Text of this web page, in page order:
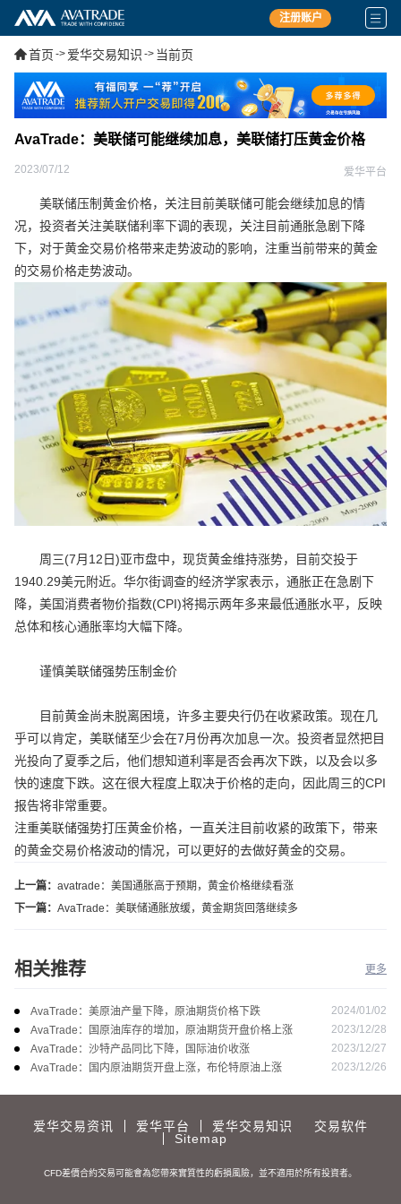
注册账户
首页 -> 爱华交易知识 -> 当前页
AvaTrade：美联储可能继续加息，美联储打压黄金价格
2023/07/12 爱华平台
美联储压制黄金价格，关注目前美联储可能会继续加息的情
况，投资者关注美联储利率下调的表现，关注目前通胀急剧下降
下，对于黄金交易价格带来走势波动的影响，注重当前带来的黄金
的交易价格走势波动。
周三(7月12日)亚市盘中，现货黄金维持涨势，目前交投于
1940.29美元附近。华尔街调查的经济学家表示，通胀正在急剧下
降，美国消费者物价指数(CPI)将揭示两年多来最低通胀水平，反映
总体和核心通胀率均大幅下降。
谨慎美联储强势压制金价
目前黄金尚未脱离困境，许多主要央行仍在收紧政策。现在几
乎可以肯定，美联储至少会在7月份再次加息一次。投资者显然把目
光投向了夏季之后，他们想知道利率是否会再次下跌，以及会以多
快的速度下跌。这在很大程度上取决于价格的走向，因此周三的CPI
报告将非常重要。
注重美联储强势打压黄金价格，一直关注目前收紧的政策下，带来
的黄金交易价格波动的情况，可以更好的去做好黄金的交易。
上一篇： avatrade：美国通胀高于预期，黄金价格继续看涨
下一篇： AvaTrade：美联储通胀放缓，黄金期货回落继续多
相关推荐 更多
AvaTrade：美原油产量下降，原油期货价格下跌
2024/01/02
AvaTrade：国原油库存的增加，原油期货开盘价格上涨
2023/12/28
AvaTrade：沙特产品同比下降，国际油价收涨
2023/12/27
AvaTrade：国内原油期货开盘上涨，布伦特原油上涨
2023/12/26
爱华交易资讯 爱华平台 爱华交易知识
交易软件
Sitemap
CFD差價合約交易可能會為您帶來實質性的虧損風險，並不適用於所有投資者。